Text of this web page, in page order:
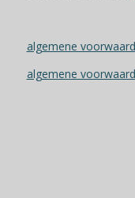
algemene
algemene